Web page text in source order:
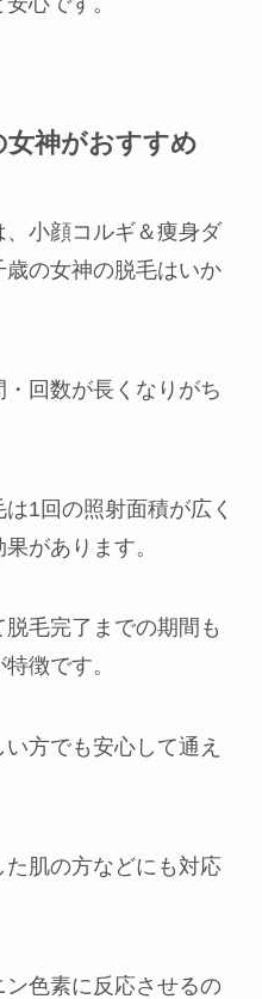
神がおすすめ
小顔コルギ＆痩身ダ
の女神の脱毛はいか
回数が長くなりがち
1回の照射面積が広く
があります。
毛完了までの期間も
徴です。
方でも安心して通え
肌の方などにも対応
色素に反応させるの